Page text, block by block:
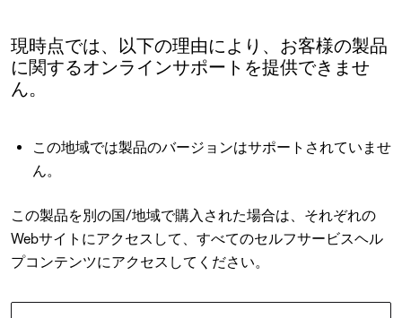
現時点では、以下の理由により、お客様の製品
に関するオンラインサポートを提供できませ
ん。
この地域では製品のバージョンはサポートされていませ
ん。
この製品を別の国/地域で購入された場合は、それぞれの
Webサイトにアクセスして、すべてのセルフサービスヘル
プコンテンツにアクセスしてください。